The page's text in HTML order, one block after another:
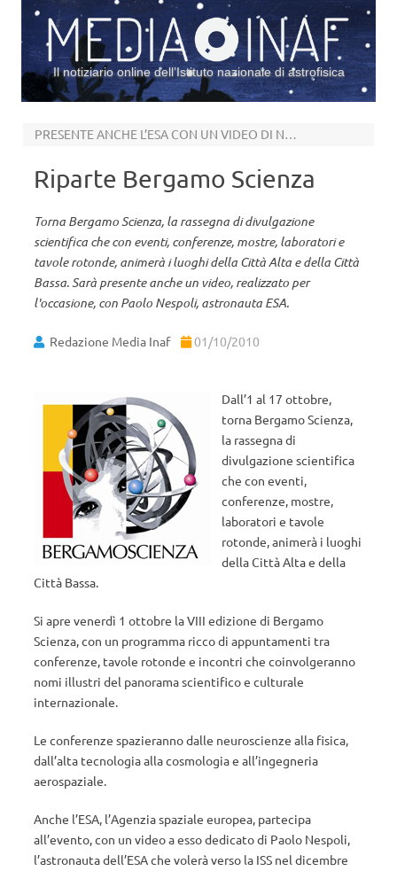
Il notiziario online dell’Istituto nazionale di astrofisica
PRESENTE ANCHE L’ESA CON UN VIDEO DI NESPOLI
Riparte Bergamo Scienza
Torna Bergamo Scienza, la rassegna di divulgazione
scientifica che con eventi, conferenze, mostre, laboratori e
tavole rotonde, animerà i luoghi della Città Alta e della Città
Bassa. Sarà presente anche un video, realizzato per
l'occasione, con Paolo Nespoli, astronauta ESA.
Redazione Media Inaf 01/10/2010
Dall’1 al 17 ottobre,
torna Bergamo Scienza,
la rassegna di
divulgazione scientifica
che con eventi,
conferenze, mostre,
laboratori e tavole
rotonde, animerà i luoghi
della Città Alta e della
Città Bassa.
Si apre venerdì 1 ottobre la VIII edizione di Bergamo
Scienza, con un programma ricco di appuntamenti tra
conferenze, tavole rotonde e incontri che coinvolgeranno
nomi illustri del panorama scientifico e culturale
internazionale.
Le conferenze spazieranno dalle neuroscienze alla fisica,
dall’alta tecnologia alla cosmologia e all’ingegneria
aerospaziale.
Anche l’ESA, l’Agenzia spaziale europea, partecipa
all’evento, con un video a esso dedicato di Paolo Nespoli,
l’astronauta dell’ESA che volerà verso la ISS nel dicembre